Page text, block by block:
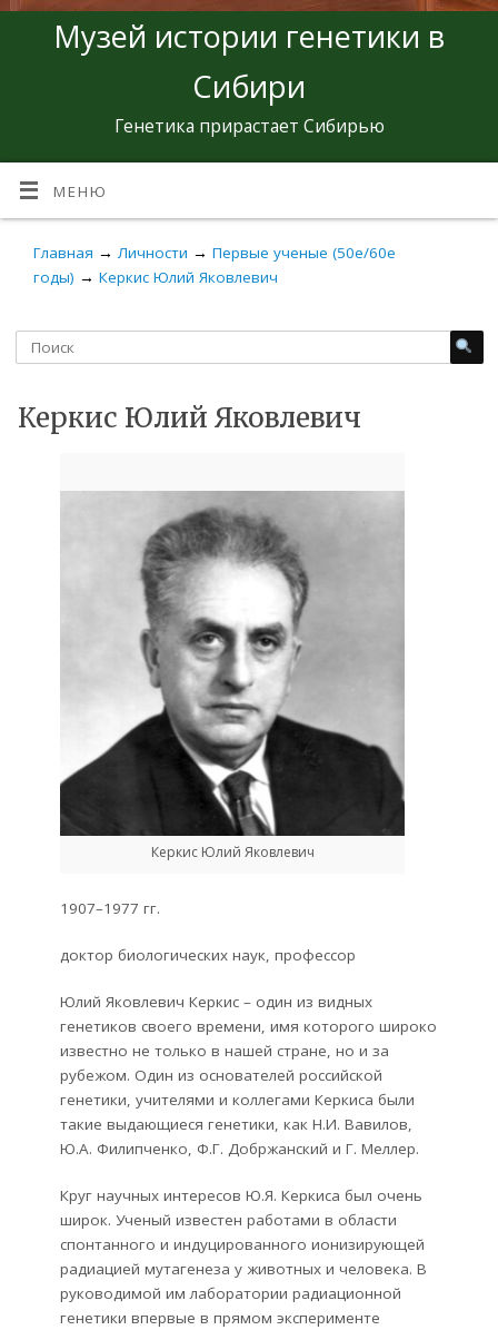
Музей истории генетики в
Сибири
Генетика прирастает Сибирью
МЕНЮ
Главная →Личности → Первые ученые (50е/60е
годы) → Керкис Юлий Яковлевич
Керкис Юлий Яковлевич
Керкис Юлий Яковлевич
1907–1977 гг.
доктор биологических наук, профессор
Юлий Яковлевич Керкис – один из видных
генетиков своего времени, имя которого широко
известно не только в нашей стране, но и за
рубежом. Один из основателей российской
генетики, учителями и коллегами Керкиса были
такие выдающиеся генетики, как Н.И. Вавилов,
Ю.А. Филипченко, Ф.Г. Добржанский и Г. Меллер.
Круг научных интересов Ю.Я. Керкиса был очень
широк. Ученый известен работами в области
спонтанного и индуцированного ионизирующей
радиацией мутагенеза у животных и человека. В
руководимой им лаборатории радиационной
генетики впервые в прямом эксперименте